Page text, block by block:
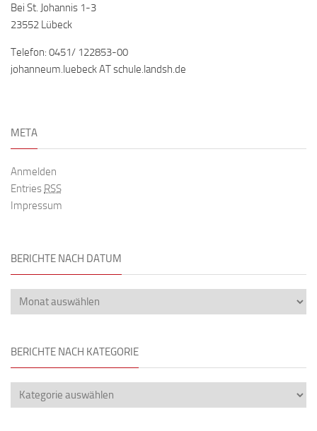
Bei St. Johannis 1-3
23552 Lübeck
Telefon: 0451/ 122853-00
johanneum.luebeck AT schule.landsh.de
META
Anmelden
Entries RSS
Impressum
BERICHTE NACH DATUM
BERICHTE NACH KATEGORIE